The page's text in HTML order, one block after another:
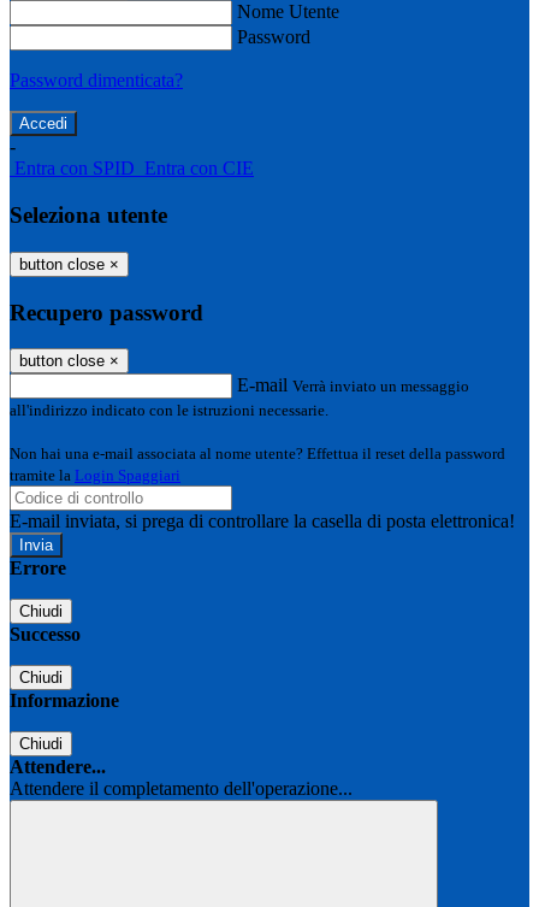
Nome Utente
Password
Password dimenticata?
-
Entra con SPID Entra con CIE
Seleziona utente
button close ×
Recupero password
button close ×
E-mail Verrà inviato un messaggio
all'indirizzo indicato con le istruzioni necessarie.
Non hai una e-mail associata al nome utente? Effettua il reset della password
tramite la Login Spaggiari
E-mail inviata, si prega di controllare la casella di posta elettronica!
Errore
Chiudi
Successo
Chiudi
Informazione
Chiudi
Attendere...
Attendere il completamento dell'operazione...